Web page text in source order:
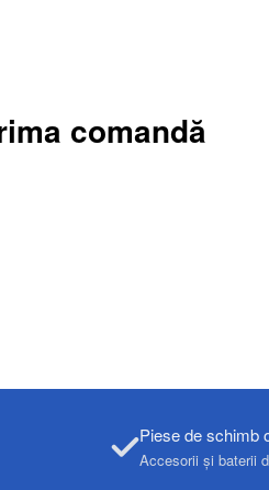
comandă
Piese de schimb
Accesorii și baterii